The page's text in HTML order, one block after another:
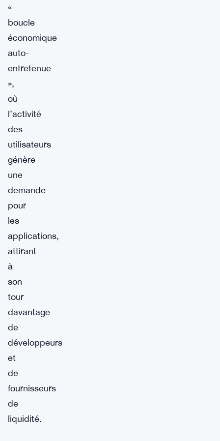
«
boucle
économique
auto-
entretenue
»,
où
l’activité
des
utilisateurs
génère
une
demande
pour
les
applications,
attirant
à
son
tour
davantage
de
développeurs
et
de
fournisseurs
de
liquidité.